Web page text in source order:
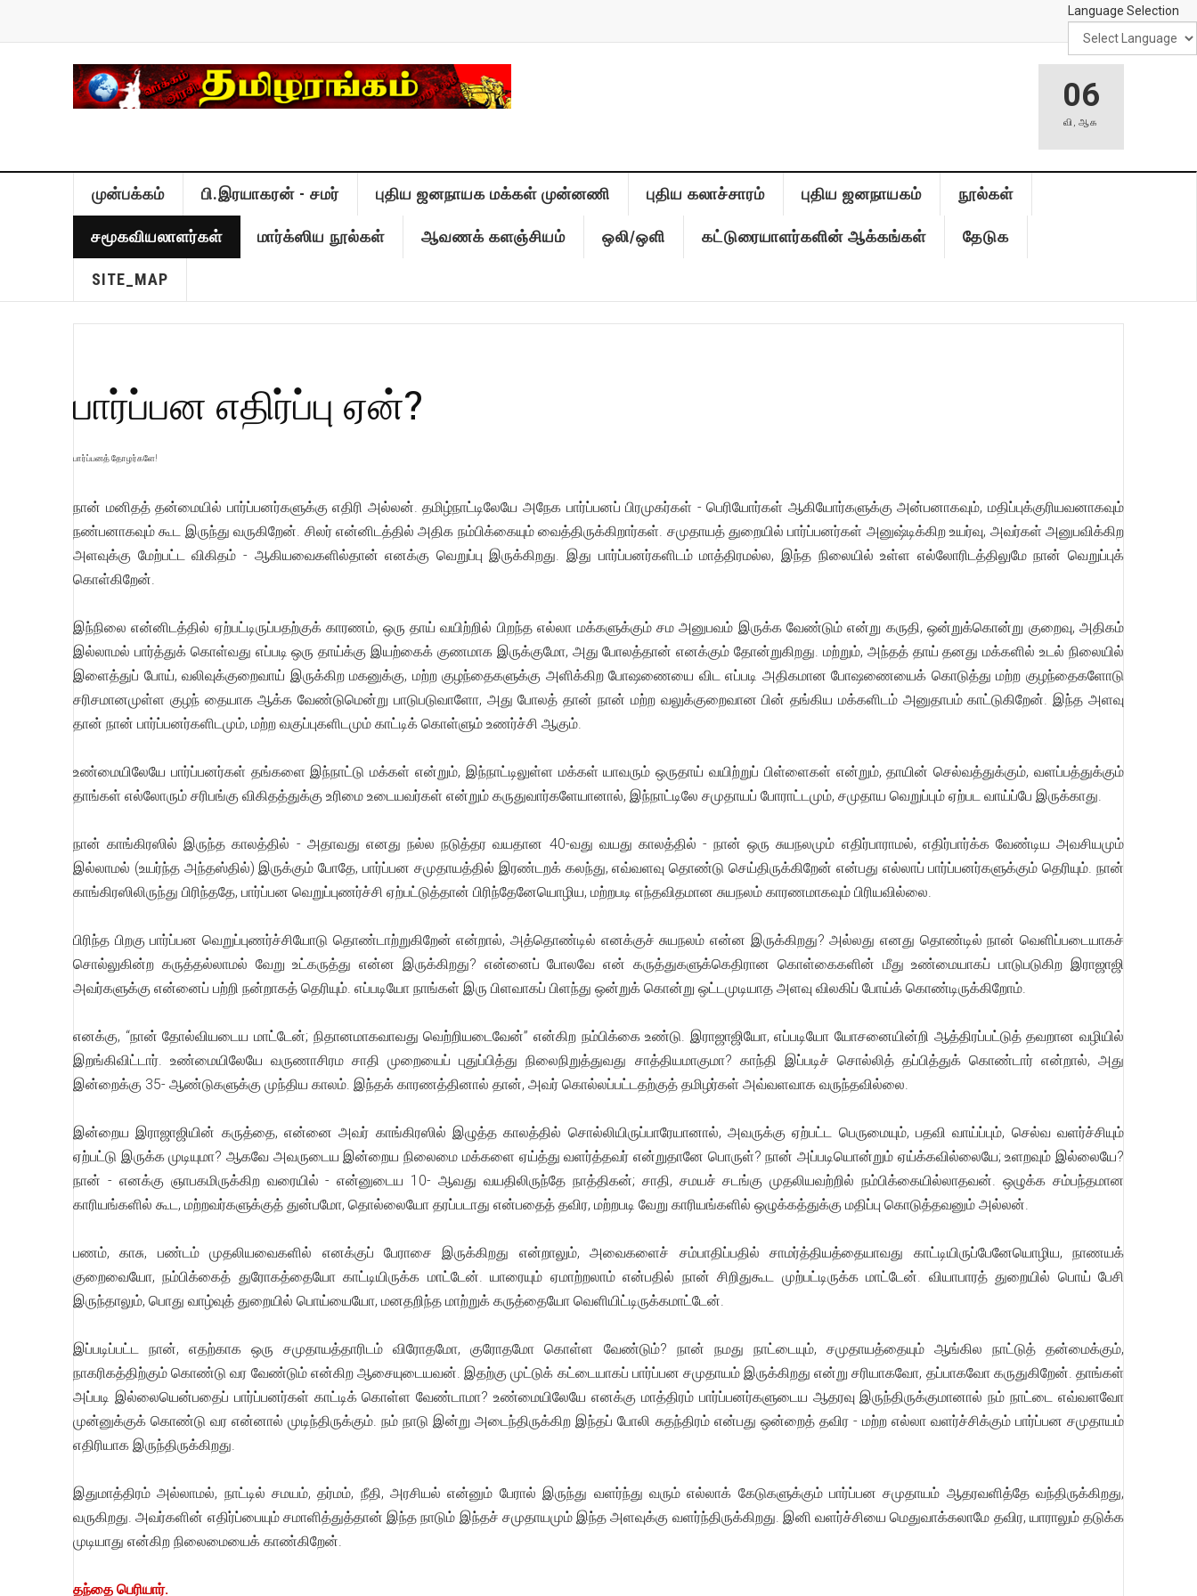
Language Selection
06
வி ,ஆக
முன்பக்கம் பி.இரயாகரன் - சமர் புதிய ஜனநாயக மக்கள் முன்னணி புதிய கலாச்சாரம் புதிய ஜனநாயகம் நூல்கள்
சமூகவியலாளர்கள் மார்க்ஸிய நூல்கள் ஆவணக் களஞ்சியம் ஒலி/ஒளி கட்டுரையாளர்களின் ஆக்கங்கள் தேடுக
SITE_MAP
பார்ப்பன எதிர்ப்பு ஏன்?
பார்ப்பனத் தோழர்களே!
நான் மனிதத் தன்மையில் பார்ப்பனர்களுக்கு எதிரி அல்லன். தமிழ்நாட்டிலேயே அநேக பார்ப்பனப் பிரமுகர்கள் - பெரியோர்கள் ஆகியோர்களுக்கு அன்பனாகவும், மதிப்புக்குரியவனாகவும்
நண்பனாகவும் கூட இருந்து வருகிறேன். சிலர் என்னிடத்தில் அதிக நம்பிக்கையும் வைத்திருக்கிறார்கள். சமுதாயத் துறையில் பார்ப்பனர்கள் அனுஷ்டிக்கிற உயர்வு, அவர்கள் அனுபவிக்கிற
அளவுக்கு மேற்பட்ட விகிதம் - ஆகியவைகளில்தான் எனக்கு வெறுப்பு இருக்கிறது. இது பார்ப்பனர்களிடம் மாத்திரமல்ல, இந்த நிலையில் உள்ள எல்லோரிடத்திலுமே நான் வெறுப்புக்
கொள்கிறேன்.
இந்நிலை என்னிடத்தில் ஏற்பட்டிருப்பதற்குக் காரணம், ஒரு தாய் வயிற்றில் பிறந்த எல்லா மக்களுக்கும் சம அனுபவம் இருக்க வேண்டும் என்று கருதி, ஒன்றுக்கொன்று குறைவு, அதிகம்
இல்லாமல் பார்த்துக் கொள்வது எப்படி ஒரு தாய்க்கு இயற்கைக் குணமாக இருக்குமோ, அது போலத்தான் எனக்கும் தோன்றுகிறது. மற்றும், அந்தத் தாய் தனது மக்களில் உடல் நிலையில்
இளைத்துப் போய், வலிவுக்குறைவாய் இருக்கிற மகனுக்கு, மற்ற குழந்தைகளுக்கு அளிக்கிற போஷணையை விட எப்படி அதிகமான போஷணையைக் கொடுத்து மற்ற குழந்தைகளோடு
சரிசமானமுள்ள குழந் தையாக ஆக்க வேண்டுமென்று பாடுபடுவாளோ, அது போலத் தான் நான் மற்ற வலுக்குறைவான பின் தங்கிய மக்களிடம் அனுதாபம் காட்டுகிறேன். இந்த அளவு
தான் நான் பார்ப்பனர்களிடமும், மற்ற வகுப்புகளிடமும் காட்டிக் கொள்ளும் உணர்ச்சி ஆகும்.
உண்மையிலேயே பார்ப்பனர்கள் தங்களை இந்நாட்டு மக்கள் என்றும், இந்நாட்டிலுள்ள மக்கள் யாவரும் ஒருதாய் வயிற்றுப் பிள்ளைகள் என்றும், தாயின் செல்வத்துக்கும், வளப்பத்துக்கும்
தாங்கள் எல்லோரும் சரிபங்கு விகிதத்துக்கு உரிமை உடையவர்கள் என்றும் கருதுவார்களேயானால், இந்நாட்டிலே சமுதாயப் போராட்டமும், சமுதாய வெறுப்பும் ஏற்பட வாய்ப்பே இருக்காது.
நான் காங்கிரஸில் இருந்த காலத்தில் - அதாவது எனது நல்ல நடுத்தர வயதான 40-வது வயது காலத்தில் - நான் ஒரு சுயநலமும் எதிர்பாராமல், எதிர்பார்க்க வேண்டிய அவசியமும்
இல்லாமல் (உயர்ந்த அந்தஸ்தில்) இருக்கும் போதே, பார்ப்பன சமுதாயத்தில் இரண்டறக் கலந்து, எவ்வளவு தொண்டு செய்திருக்கிறேன் என்பது எல்லாப் பார்ப்பனர்களுக்கும் தெரியும். நான்
காங்கிரஸிலிருந்து பிரிந்ததே, பார்ப்பன வெறுப்புணர்ச்சி ஏற்பட்டுத்தான் பிரிந்தேனேயொழிய, மற்றபடி எந்தவிதமான சுயநலம் காரணமாகவும் பிரியவில்லை.
பிரிந்த பிறகு பார்ப்பன வெறுப்புணர்ச்சியோடு தொண்டாற்றுகிறேன் என்றால், அத்தொண்டில் எனக்குச் சுயநலம் என்ன இருக்கிறது? அல்லது எனது தொண்டில் நான் வெளிப்படையாகச்
சொல்லுகின்ற கருத்தல்லாமல் வேறு உட்கருத்து என்ன இருக்கிறது? என்னைப் போலவே என் கருத்துகளுக்கெதிரான கொள்கைகளின் மீது உண்மையாகப் பாடுபடுகிற இராஜாஜி
அவர்களுக்கு என்னைப் பற்றி நன்றாகத் தெரியும். எப்படியோ நாங்கள் இரு பிளவாகப் பிளந்து ஒன்றுக் கொன்று ஒட்டமுடியாத அளவு விலகிப் போய்க் கொண்டிருக்கிறோம்.
எனக்கு, “நான் தோல்வியடைய மாட்டேன்; நிதானமாகவாவது வெற்றியடைவேன்” என்கிற நம்பிக்கை உண்டு. இராஜாஜியோ, எப்படியோ யோசனையின்றி ஆத்திரப்பட்டுத் தவறான வழியில்
இறங்கிவிட்டார். உண்மையிலேயே வருணாசிரம சாதி முறையைப் புதுப்பித்து நிலைநிறுத்துவது சாத்தியமாகுமா? காந்தி இப்படிச் சொல்லித் தப்பித்துக் கொண்டார் என்றால், அது
இன்றைக்கு 35- ஆண்டுகளுக்கு முந்திய காலம். இந்தக் காரணத்தினால் தான், அவர் கொல்லப்பட்டதற்குத் தமிழர்கள் அவ்வளவாக வருந்தவில்லை.
இன்றைய இராஜாஜியின் கருத்தை, என்னை அவர் காங்கிரஸில் இழுத்த காலத்தில் சொல்லியிருப்பாரேயானால், அவருக்கு ஏற்பட்ட பெருமையும், பதவி வாய்ப்பும், செல்வ வளர்ச்சியும்
ஏற்பட்டு இருக்க முடியுமா? ஆகவே அவருடைய இன்றைய நிலைமை மக்களை ஏய்த்து வளர்த்தவர் என்றுதானே பொருள்? நான் அப்படியொன்றும் ஏய்க்கவில்லையே; உளறவும் இல்லையே?
நான் - எனக்கு ஞாபகமிருக்கிற வரையில் - என்னுடைய 10- ஆவது வயதிலிருந்தே நாத்திகன்; சாதி, சமயச் சடங்கு முதலியவற்றில் நம்பிக்கையில்லாதவன். ஒழுக்க சம்பந்தமான
காரியங்களில் கூட, மற்றவர்களுக்குத் துன்பமோ, தொல்லையோ தரப்படாது என்பதைத் தவிர, மற்றபடி வேறு காரியங்களில் ஒழுக்கத்துக்கு மதிப்பு கொடுத்தவனும் அல்லன்.
பணம், காசு, பண்டம் முதலியவைகளில் எனக்குப் பேராசை இருக்கிறது என்றாலும், அவைகளைச் சம்பாதிப்பதில் சாமர்த்தியத்தையாவது காட்டியிருப்பேனேயொழிய, நாணயக்
குறைவையோ, நம்பிக்கைத் துரோகத்தையோ காட்டியிருக்க மாட்டேன். யாரையும் ஏமாற்றலாம் என்பதில் நான் சிறிதுகூட முற்பட்டிருக்க மாட்டேன். வியாபாரத் துறையில் பொய் பேசி
இருந்தாலும், பொது வாழ்வுத் துறையில் பொய்யையோ, மனதறிந்த மாற்றுக் கருத்தையோ வெளியிட்டிருக்கமாட்டேன்.
இப்படிப்பட்ட நான், எதற்காக ஒரு சமுதாயத்தாரிடம் விரோதமோ, குரோதமோ கொள்ள வேண்டும்? நான் நமது நாட்டையும், சமுதாயத்தையும் ஆங்கில நாட்டுத் தன்மைக்கும்,
நாகரிகத்திற்கும் கொண்டு வர வேண்டும் என்கிற ஆசையுடையவன். இதற்கு முட்டுக் கட்டையாகப் பார்ப்பன சமுதாயம் இருக்கிறது என்று சரியாகவோ, தப்பாகவோ கருதுகிறேன். தாங்கள்
அப்படி இல்லையென்பதைப் பார்ப்பனர்கள் காட்டிக் கொள்ள வேண்டாமா? உண்மையிலேயே எனக்கு மாத்திரம் பார்ப்பனர்களுடைய ஆதரவு இருந்திருக்குமானால் நம் நாட்டை எவ்வளவோ
முன்னுக்குக் கொண்டு வர என்னால் முடிந்திருக்கும். நம் நாடு இன்று அடைந்திருக்கிற இந்தப் போலி சுதந்திரம் என்பது ஒன்றைத் தவிர - மற்ற எல்லா வளர்ச்சிக்கும் பார்ப்பன சமுதாயம்
எதிரியாக இருந்திருக்கிறது.
இதுமாத்திரம் அல்லாமல், நாட்டில் சமயம், தர்மம், நீதி, அரசியல் என்னும் பேரால் இருந்து வளர்ந்து வரும் எல்லாக் கேடுகளுக்கும் பார்ப்பன சமுதாயம் ஆதரவளித்தே வந்திருக்கிறது,
வருகிறது. அவர்களின் எதிர்ப்பையும் சமாளித்துத்தான் இந்த நாடும் இந்தச் சமுதாயமும் இந்த அளவுக்கு வளர்ந்திருக்கிறது. இனி வளர்ச்சியை மெதுவாக்கலாமே தவிர, யாராலும் தடுக்க
முடியாது என்கிற நிலைமையைக் காண்கிறேன்.
தந்தை பெரியார்.